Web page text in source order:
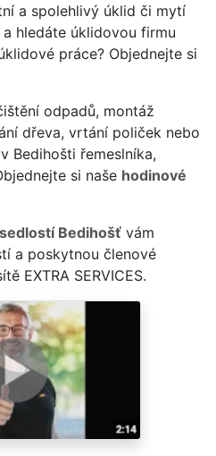
a spolehlivý úklid či mytí
a hledáte úklidovou firmu
práce? Objednejte si
odpadů, montáž
dřeva, vrtání poliček nebo
Bedihošti řemeslníka,
si naše hodinové
Bedihošť vám
a poskytnou členové
EXTRA SERVICES.